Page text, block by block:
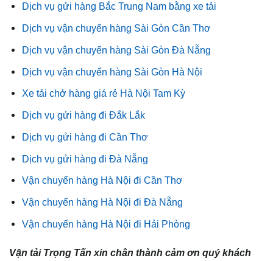
Dịch vụ gửi hàng Bắc Trung Nam bằng xe tải
Dịch vụ vận chuyển hàng Sài Gòn Cần Thơ
Dịch vụ vận chuyển hàng Sài Gòn Đà Nẵng
Dịch vụ vận chuyển hàng Sài Gòn Hà Nội
Xe tải chở hàng giá rẻ Hà Nội Tam Kỳ
Dịch vụ gửi hàng đi Đắk Lắk
Dịch vụ gửi hàng đi Cần Thơ
Dịch vụ gửi hàng đi Đà Nẵng
Vận chuyển hàng Hà Nội đi Cần Thơ
Vận chuyển hàng Hà Nội đi Đà Nẵng
Vận chuyển hàng Hà Nội đi Hải Phòng
Vận tải Trọng Tấn xin chân thành cảm ơn quý khách